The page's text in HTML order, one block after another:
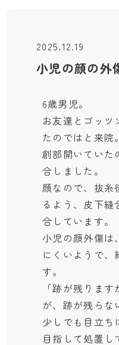
2025.12.19
小児の顔の外
6歳男児。
お友達とゴッツ
たのではと来院。
創部開いていた
合しました。
顔なので、抜糸
るよう、皮下縫
合しています。
小児の顔外傷は
にくいようで、
す。
「跡が残りま
が、跡が残らな
少しでも目立ち
目指して処置し